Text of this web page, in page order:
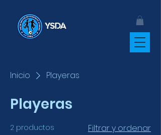
YSDA
Inicio Playeras
Playeras
2 productos Filtrar y ordenar